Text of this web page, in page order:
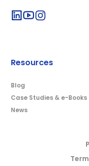
Resources
Blog
Case Studies & e-Books
News